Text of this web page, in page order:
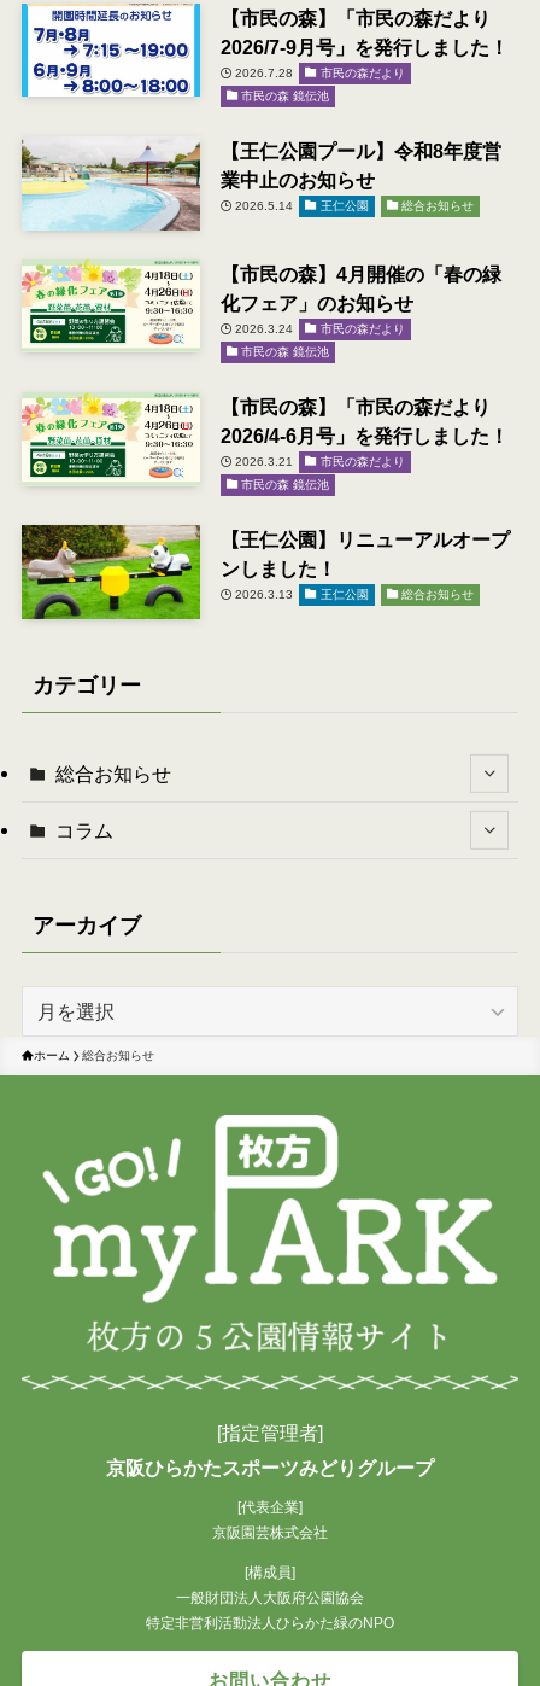
【市民の森】「市民の森だより
2026/7-9月号」を発行しました！
2026.7.28
市民の森だより
市民の森 鏡伝池
【王仁公園プール】令和8年度営
業中止のお知らせ
2026.5.14 王仁公園 総合お知らせ
【市民の森】4月開催の「春の緑
化フェア」のお知らせ
2026.3.24
市民の森だより
市民の森 鏡伝池
【市民の森】「市民の森だより
2026/4-6月号」を発行しました！
2026.3.21
市民の森だより
市民の森 鏡伝池
【王仁公園】リニューアルオープ
ンしました！
2026.3.13 王仁公園 総合お知らせ
カテゴリー
総合お知らせ
コラム
アーカイブ
カホーム 総合お知らせ
[指定管理者]
京阪ひらかたスポーツみどりグループ
[代表企業]
京阪園芸株式会社
[構成員]
一般財団法人大阪府公園協会
特定非営利活動法人ひらかた緑のNPO
お問い合わせ